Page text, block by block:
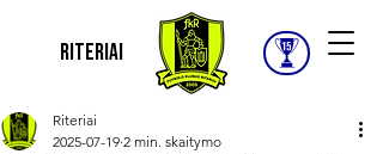
Riteriai
Riteriai
2025-07-19 2 min. skaitymo